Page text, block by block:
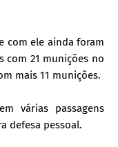
com ele ainda foram
com 21 munições no
mais 11 munições.
várias passagens
defesa pessoal.